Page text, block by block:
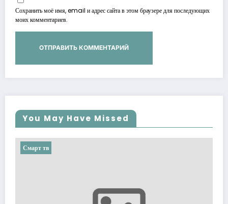
Сохранить моё имя, email и адрес сайта в этом браузере для последующих
моих комментариев.
You May Have Missed
Смарт тв